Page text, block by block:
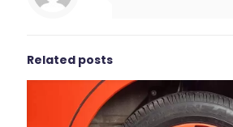
Related posts